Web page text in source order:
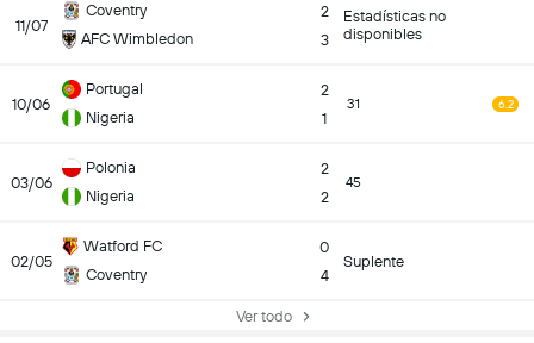
11/07
Coventry
AFC Wimbledon
2
3
Estadísticas no
disponibles
10/06
Portugal
Nigeria
2
1
31 6.2
03/06
Polonia
Nigeria
2
2
45
02/05
Watford FC
Coventry
0
4
Suplente
Ver todo